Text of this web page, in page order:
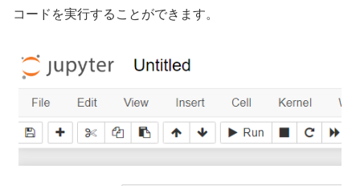
コードを実行することができます。